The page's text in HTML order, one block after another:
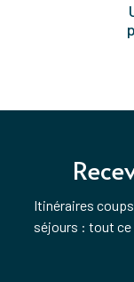
Itinéraires
séjours : tout ce